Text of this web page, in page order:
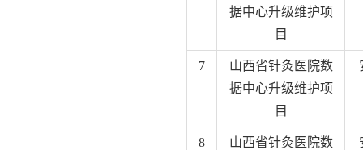
据中心升级维护项
目
7
山西省针灸医院数
据中心升级维护项
目
8
山西省针灸医院数